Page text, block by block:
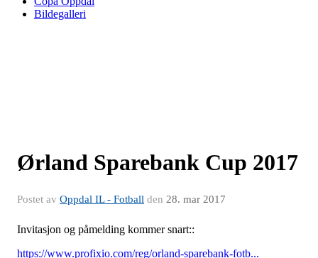
Bildegalleri
Ørland Sparebank Cup 2017
Postet av Oppdal IL - Fotball den 28. mar 2017
Invitasjon og påmelding kommer snart::
https://www.profixio.com/reg/orland-sparebank-fotb...